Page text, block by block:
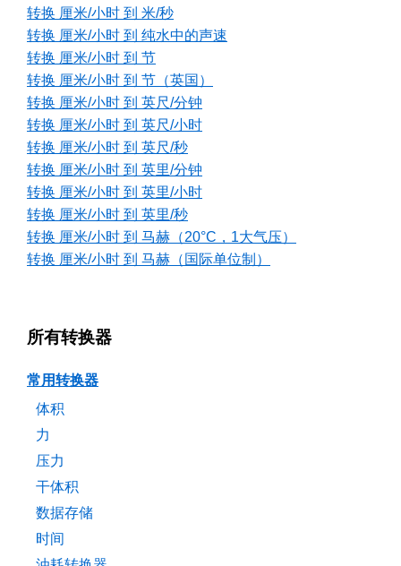
转换 厘米/小时 到 米/秒
转换 厘米/小时 到 纯水中的声速
转换 厘米/小时 到 节
转换 厘米/小时 到 节（英国）
转换 厘米/小时 到 英尺/分钟
转换 厘米/小时 到 英尺/小时
转换 厘米/小时 到 英尺/秒
转换 厘米/小时 到 英里/分钟
转换 厘米/小时 到 英里/小时
转换 厘米/小时 到 英里/秒
转换 厘米/小时 到 马赫（20°C，1大气压）
转换 厘米/小时 到 马赫（国际单位制）
所有转换器
常用转换器
体积
力
压力
干体积
数据存储
时间